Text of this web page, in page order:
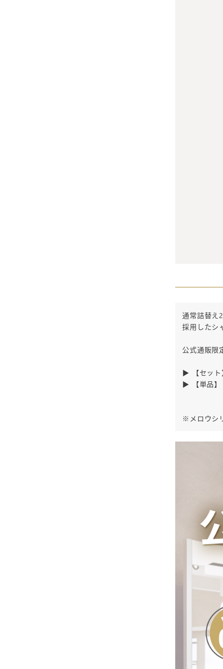
通常詰替え
採用したシ
公式通販限
▶
【セッ
▶
【単品
※メロウシ